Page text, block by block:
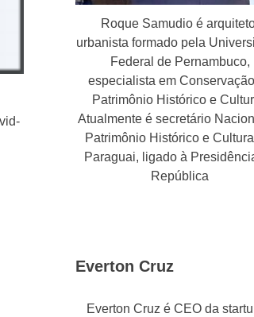
Roque Samudio é
urbanista formado pela
Federal de Pernambuco,
especialista em
Patrimônio Histórico e
Atualmente é secretário
Patrimônio Histórico e
Paraguai, ligado à
República
Everton Cruz
Everton Cruz é CEO da